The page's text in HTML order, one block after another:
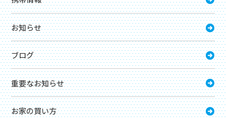
お知らせ
ブログ
重要なお知らせ
お家の買い方